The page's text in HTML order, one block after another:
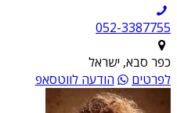
052-3387755
כפר סבא, ישראל
לפרטים
הודעה לווטסאפ